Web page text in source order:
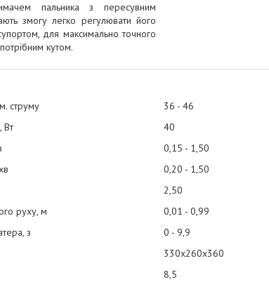
пальника з пересувним
змогу легко регулювати його
для максимально точного
кутом.
струму
36 - 46
Вт
40
0,15 - 1,50
0,20 - 1,50
2,50
руху, м
0,01 - 0,99
з
0 - 9,9
330х260х360
8,5